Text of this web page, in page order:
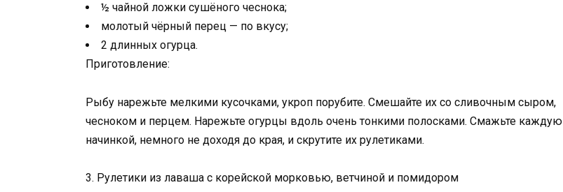
½ чайной ложки сушёного чеснока;
молотый чёрный перец — по вкусу;
2 длинных огурца.
Приготовление:
Рыбу нарежьте мелкими кусочками, укроп порубите. Смешайте их со сливочным сыром,
чесноком и перцем. Нарежьте огурцы вдоль очень тонкими полосками. Смажьте каждую
начинкой, немного не доходя до края, и скрутите их рулетиками.
3. Рулетики из лаваша с корейской морковью, ветчиной и помидором